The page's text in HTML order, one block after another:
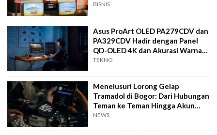
BISNIS
Asus ProArt OLED PA279CDV dan
PA329CDV Hadir dengan Panel
QD-OLED 4K dan Akurasi Warna
Mutlak
TEKNO
Menelusuri Lorong Gelap
Tramadol di Bogor: Dari Hubungan
Teman ke Teman Hingga Akun
Medsos Private
NEWS